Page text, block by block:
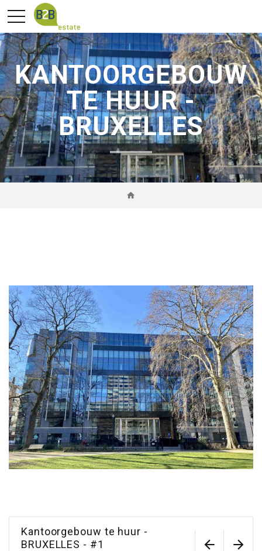
KANTOORGEBOUW
TE HUUR -
BRUXELLES
Kantoorgebouw te huur -
BRUXELLES - #1